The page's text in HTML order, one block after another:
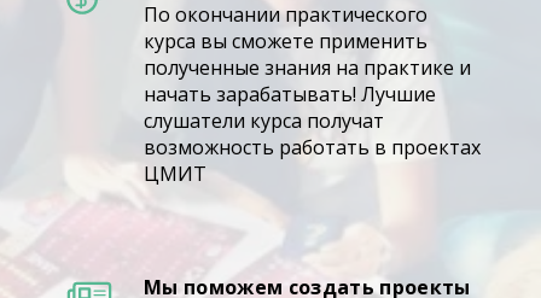
По окончании практического
курса вы сможете применить
полученные знания на практике и
начать зарабатывать! Лучшие
слушатели курса получат
возможность работать в проектах
ЦМИТ
Мы поможем создать проекты